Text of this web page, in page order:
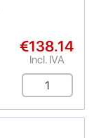
€138.14
Incl. IVA